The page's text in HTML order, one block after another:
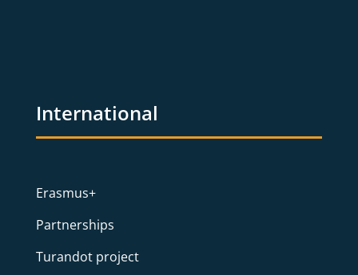
International
Erasmus+
Partnerships
Turandot project